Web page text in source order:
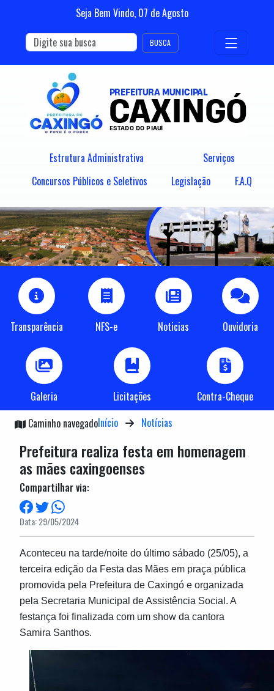
Seja Bem Vindo, 07 deAgosto
BUSCA
Estrutura Administrativa
Serviços
Concursos Públicos e Seletivos
Legislação F.A.Q
Transparência NFS-e Noticias Ouvidoria
Galeria Licitações
Contra-Cheque
Caminho navegadoInício Notícias
Prefeitura realiza festa em homenagem
as mães caxingoenses
Compartilhar via:
Data: 29/05/2024
Aconteceu na tarde/noite do último sábado (25/05), a
terceira edição da Festa das Mães em praça pública
promovida pela Prefeitura de Caxingó e organizada
pela Secretaria Municipal de Assistência Social. A
festança foi finalizada com um show da cantora
Samira Santhos.